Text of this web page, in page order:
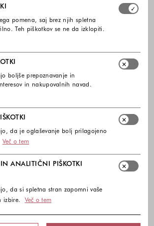
22
€
na voljo
-50%
ADIDAS
Ultraboost 22 COLD.RDY 2.0
200,00 €
Barve na voljo
piškotkov dovolite. Obvezni
pomena, saj brez njih spletna
Teh piškotkov se ne da izklopiti.
boljše prepoznavanje in
in nakupovalnih navad.
da je oglaševanje bolj prilagojeno
Več o tem
ANALITIČNI PIŠKOTKI
da si spletna stran zapomni vaše
izbire.
Več o tem